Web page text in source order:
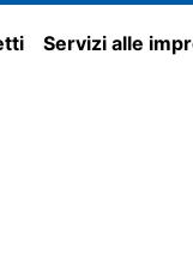
Servizi alle